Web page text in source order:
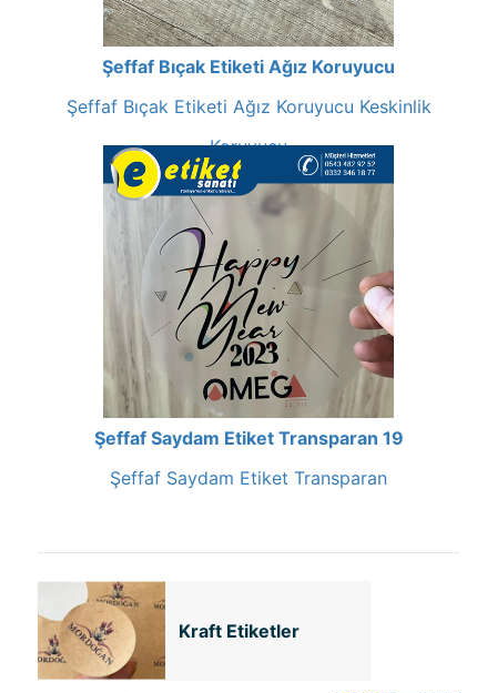
Şeffaf Bıçak Etiketi Ağız Koruyucu
Şeffaf Bıçak Etiketi Ağız Koruyucu Keskinlik
Koruyucu
Şeffaf Saydam Etiket Transparan 19
Şeffaf Saydam Etiket Transparan
Kraft Etiketler